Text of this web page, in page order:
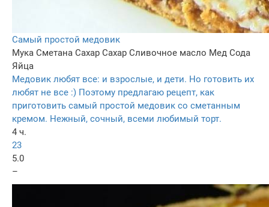
Самый простой медовик
Мука Сметана Сахар Сахар Сливочное масло Мед Сода
Яйца
Медовик любят все: и взрослые, и дети. Но готовить их
любят не все :) Поэтому предлагаю рецепт, как
приготовить самый простой медовик со сметанным
кремом. Нежный, сочный, всеми любимый торт.
4 ч.
23
5.0
–